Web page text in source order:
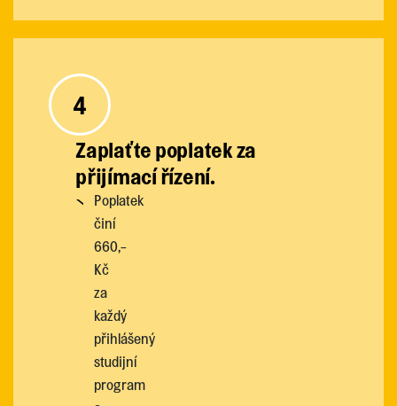
4
Zaplaťte poplatek za
přijímací řízení.
Poplatek
činí
660,-
Kč
za
každý
přihlášený
studijní
program